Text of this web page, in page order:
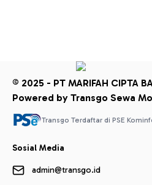
© 2025 - PT MARIFAH CIPTA
Powered by Transgo Sewa
Transgo Terdaftar di PSE
Sosial Media
admin@transgo.id